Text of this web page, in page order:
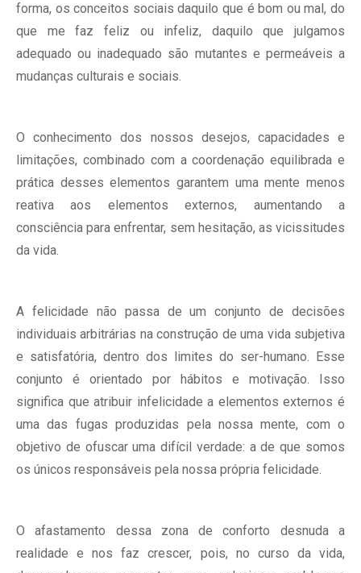
forma, os conceitos sociais daquilo que é bom ou mal, do
que me faz feliz ou infeliz, daquilo que julgamos
adequado ou inadequado são mutantes e permeáveis a
mudanças culturais e sociais.
O conhecimento dos nossos desejos, capacidades e
limitações, combinado com a coordenação equilibrada e
prática desses elementos garantem uma mente menos
reativa aos elementos externos, aumentando a
consciência para enfrentar, sem hesitação, as vicissitudes
da vida.
A felicidade não passa de um conjunto de decisões
individuais arbitrárias na construção de uma vida subjetiva
e satisfatória, dentro dos limites do ser-humano. Esse
conjunto é orientado por hábitos e motivação. Isso
significa que atribuir infelicidade a elementos externos é
uma das fugas produzidas pela nossa mente, com o
objetivo de ofuscar uma difícil verdade: a de que somos
os únicos responsáveis pela nossa própria felicidade.
O afastamento dessa zona de conforto desnuda a
realidade e nos faz crescer, pois, no curso da vida,